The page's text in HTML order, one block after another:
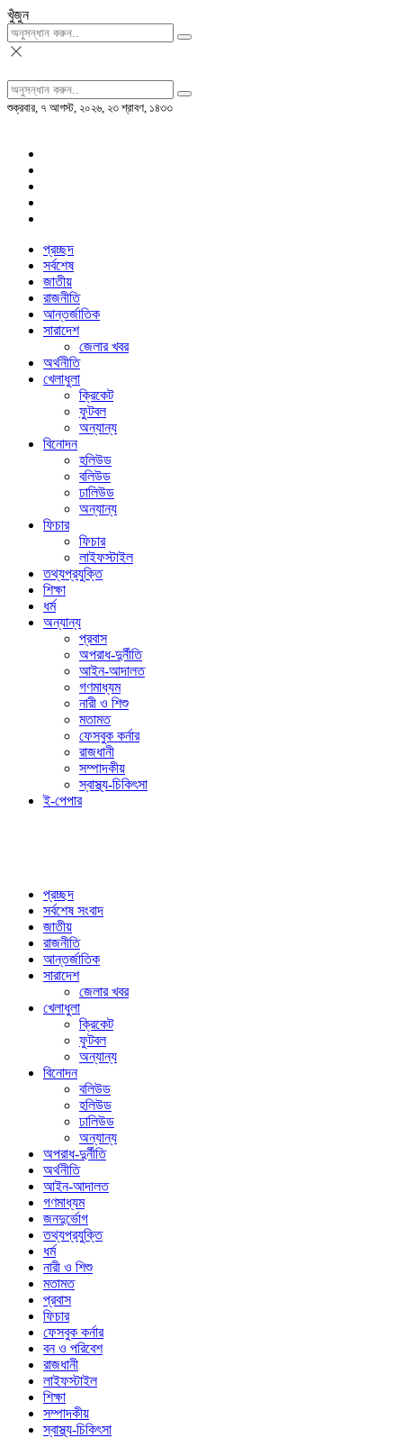
খুঁজুন
শুক্রবার, ৭ আগস্ট, ২০২৬, ২৩ শ্রাবণ, ১৪৩৩
প্রচ্ছদ
সর্বশেষ
জাতীয়
রাজনীতি
আন্তর্জাতিক
সারাদেশ
জেলার খবর
অর্থনীতি
খেলাধুলা
ক্রিকেট
ফুটবল
অন্যান্য
বিনোদন
হলিউড
বলিউড
ঢালিউড
অন্যান্য
ফিচার
ফিচার
লাইফস্টাইল
তথ্যপ্রযুক্তি
শিক্ষা
ধর্ম
অন্যান্য
প্রবাস
অপরাধ-দুর্নীতি
আইন-আদালত
গণমাধ্যম
নারী ও শিশু
মতামত
ফেসবুক কর্নার
রাজধানী
সম্পাদকীয়
স্বাস্থ্য-চিকিৎসা
ই-পেপার
প্রচ্ছদ
সর্বশেষ সংবাদ
জাতীয়
রাজনীতি
আন্তর্জাতিক
সারাদেশ
জেলার খবর
খেলাধুলা
ক্রিকেট
ফুটবল
অন্যান্য
বিনোদন
বলিউড
হলিউড
ঢালিউড
অন্যান্য
অপরাধ-দুর্নীতি
অর্থনীতি
আইন-আদালত
গণমাধ্যম
জনদুর্ভোগ
তথ্যপ্রযুক্তি
ধর্ম
নারী ও শিশু
মতামত
প্রবাস
ফিচার
ফেসবুক কর্নার
বন ও পরিবেশ
রাজধানী
লাইফস্টাইল
শিক্ষা
সম্পাদকীয়
স্বাস্থ্য-চিকিৎসা